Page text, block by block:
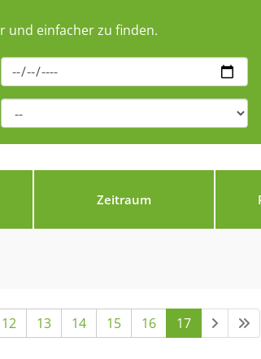
und einfacher zu finden.
Zeitraum
12 13 14 15 16 17